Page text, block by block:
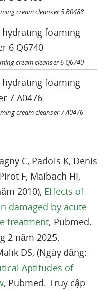
cream cleanser 5 B0488
cream cleanser 6 Q6740
cream cleanser 7 A0476
C, Padois K, Denis
F, Maibach HI,
2010), Effects of
damaged by acute
treatment, Pubmed.
2 năm 2025.
DS, (Ngày đăng:
Aptitudes of
, Pubmed. Truy cập